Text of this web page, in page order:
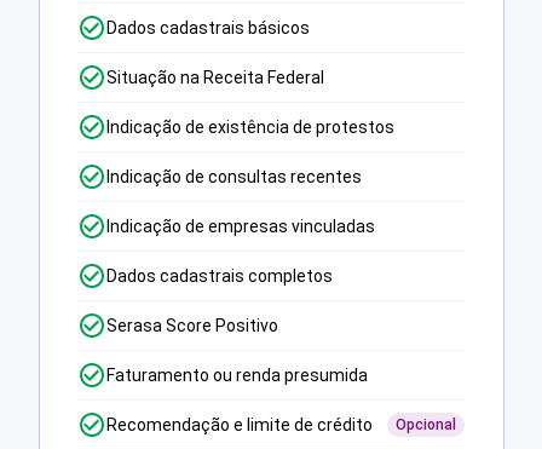
Dados cadastrais básicos
Situação na Receita Federal
Indicação de existência de protestos
Indicação de consultas recentes
Indicação de empresas vinculadas
Dados cadastrais completos
Serasa Score Positivo
Faturamento ou renda presumida
Recomendação e limite de crédito Opcional